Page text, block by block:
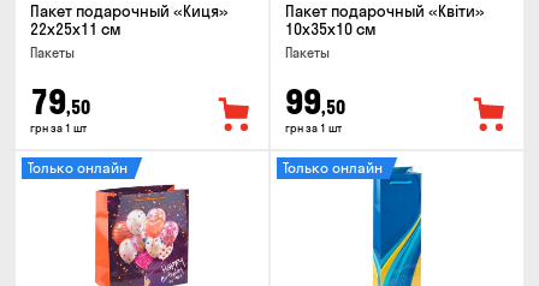
Пакет подарочный «Киця»
22x25x11 см
Пакеты
79,50
грн за 1 шт
Пакет подарочный «Квіти»
10x35x10 см
Пакеты
99,50
грн за 1 шт
Только онлайн Только онлайн